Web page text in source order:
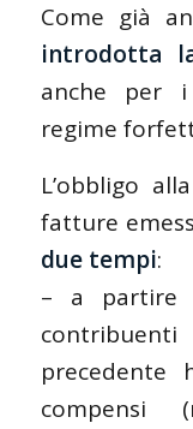
Come già
introdotta
anche per
regime
L’obbligo
fatture
due tempi:
– a partire
precedente
compensi